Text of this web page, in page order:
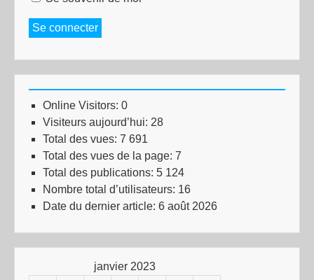
Se connecter
Online Visitors: 0
Visiteurs aujourd’hui: 28
Total des vues: 7 691
Total des vues de la page: 7
Total des publications: 5 124
Nombre total d’utilisateurs: 16
Date du dernier article: 6 août 2026
janvier 2023